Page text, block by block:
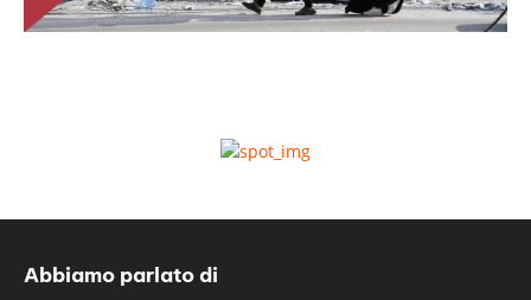
Abbiamo parlato di